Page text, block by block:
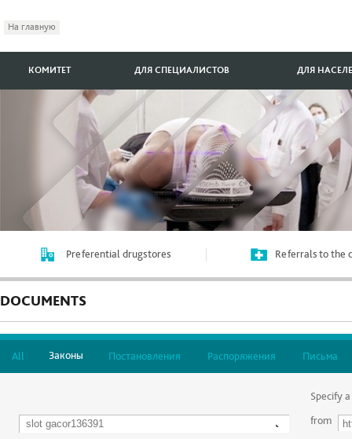
На главную
КОМИТЕТ ДЛЯ СПЕЦИАЛИСТОВ ДЛЯ
Preferential drugstores Referrals to the
DOCUMENTS
All Законы Постановления Распоряжения Письма
Specify
from